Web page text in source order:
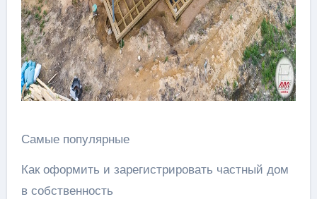
Самые популярные
Как оформить и зарегистрировать частный дом
в собственность